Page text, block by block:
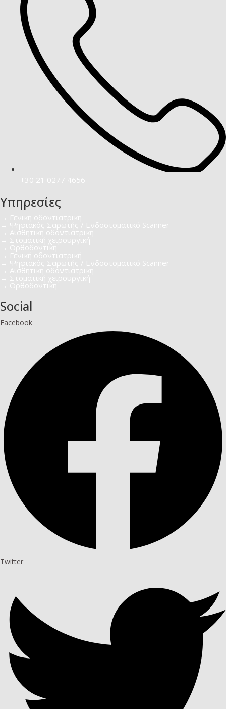
+30 21 0277 4656
Υπηρεσίες
→ Γενική οδοντιατρική​
→ Ψηφιακός Σαρωτής / Ενδοστοματικό Scanner
→ Αισθητική οδοντιατρική​
→ Στοματική χειρουργική
→ Ορθοδοντική
→ Γενική οδοντιατρική​
→ Ψηφιακός Σαρωτής / Ενδοστοματικό Scanner
→ Αισθητική οδοντιατρική​
→ Στοματική χειρουργική
→ Ορθοδοντική
Social
Facebook
Twitter